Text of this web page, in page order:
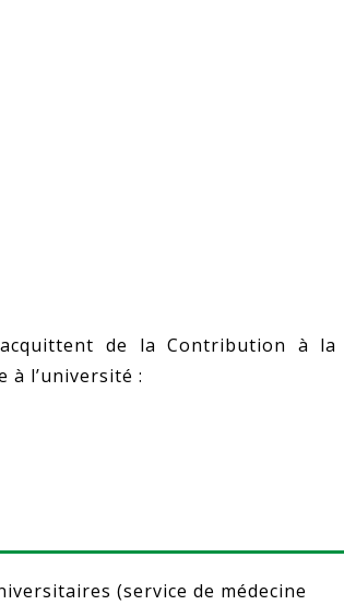
de la Contribution à la
à l’université :
(service de médecine